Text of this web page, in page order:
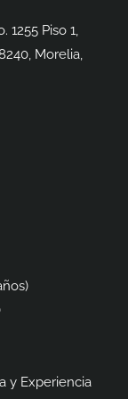
p Piso 1,
Morelia,
y Experiencia